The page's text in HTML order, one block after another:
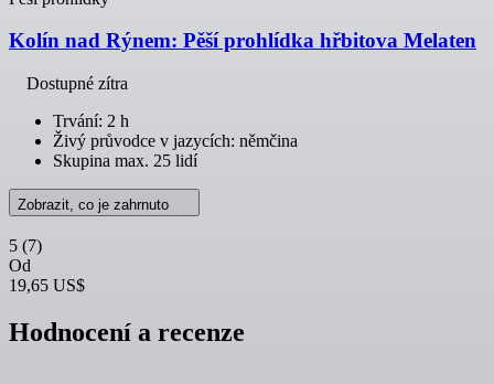
Kolín nad Rýnem: Pěší prohlídka hřbitova Melaten
Dostupné zítra
Trvání: 2 h
Živý průvodce v jazycích: němčina
Skupina max. 25 lidí
Zobrazit, co je zahrnuto
5 (7)
Od
19,65 US$
Hodnocení a recenze